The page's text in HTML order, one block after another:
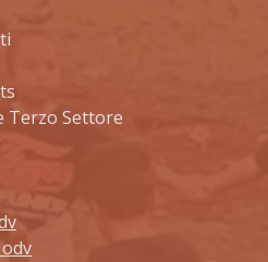
Terzo Settore